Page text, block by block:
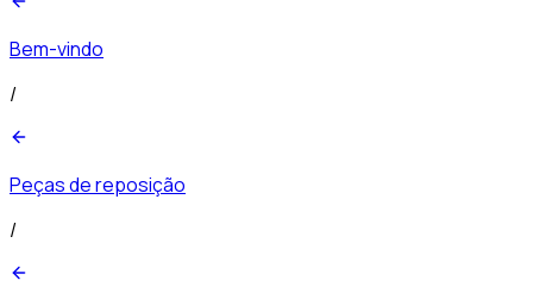
Bem-vindo
/
Peças de reposição
/